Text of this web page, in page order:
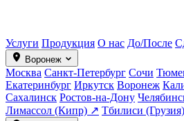
Услуги Продукция О нас До/После
Воронеж
Москва Санкт-Петербург Сочи
Екатеринбург Иркутск Воронеж
Сахалинск Ростов-на-Дону
Лимассол (Кипр) ↗ Тбилиси